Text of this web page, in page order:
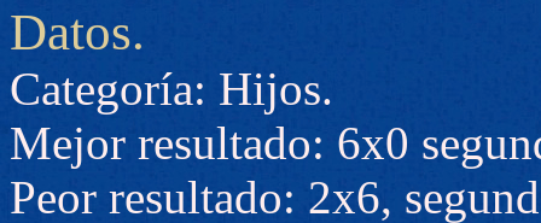
Datos.
Categoría: Hijos.
Mejor resultado: 6x0
Peor resultado: 2x6,